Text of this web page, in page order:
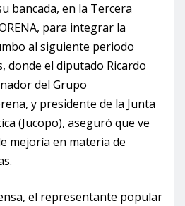
bancada, en la Tercera
para integrar la
al siguiente periodo
donde el diputado Ricardo
del Grupo
y presidente de la Junta
(Jucopo), aseguró que ve
mejoría en materia de
el representante popular